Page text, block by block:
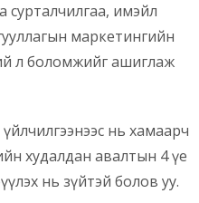
сурталчилгаа, имэйл
маркетингийн
л боломжийг ашиглаж
нь хамаарч
худалдан авалтын 4 үе
нь зүйтэй болов уу.